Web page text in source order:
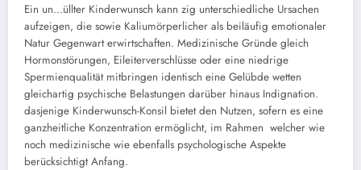
Ein un…üllter Kinderwunsch kann zig unterschiedliche Ursachen
aufzeigen, die sowie Kaliumörperlicher als beiläufig emotionaler
Natur Gegenwart erwirtschaften. Medizinische Gründe gleich
Hormonstörungen, Eileiterverschlüsse oder eine niedrige
Spermienqualität mitbringen identisch eine Gelübde wetten
gleichartig psychische Belastungen darüber hinaus Indignation.
dasjenige Kinderwunsch-Konsil bietet den Nutzen, sofern es eine
ganzheitliche Konzentration ermöglicht, im Rahmen welcher wie
noch medizinische wie ebenfalls psychologische Aspekte
berücksichtigt Anfang.